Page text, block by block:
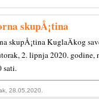
skupÅ¡tina
skupÅ¡tina KuglaÄkog
2. lipnja 2020. godine,
sati.
28.05.2020.